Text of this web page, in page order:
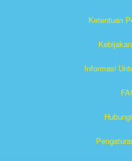
Ketentuan
Informasi